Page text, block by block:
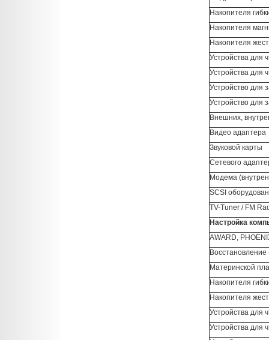
Накопителя
Накопителя
Накопителя
Устройства для
Устройства для
Устройство для
Устройство для
Внешних,
Видео адаптера
Звуковой карты
Сетевого
Модема
SCSI
TV-Tuner / FM
Настройка
AWARD,
Материнской
Накопителя
Накопителя
Устройства для
Устройства для